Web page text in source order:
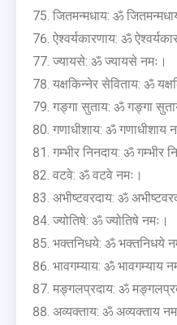
जितमन्मधाय: ॐ
ऐश्वर्यकारणाय: ॐ
ज्यायसे: ॐ ज्यायसे नमः।
यक्षकिन्नेर सेविताय: ॐ
गङ्गा सुताय: ॐ गङ्गा
गणाधीशाय: ॐ गणाधीशाय
गम्भीर निनदाय: ॐ गम्भीर
वटवे: ॐ वटवे नमः।
अभीष्टवरदाय: ॐ
ज्योतिषे: ॐ ज्योतिषे नमः।
भक्तनिधये: ॐ भक्तनिधये
भावगम्याय: ॐ भावगम्याय
मङ्गलप्रदाय: ॐ
अव्यक्ताय: ॐ अव्यक्ताय